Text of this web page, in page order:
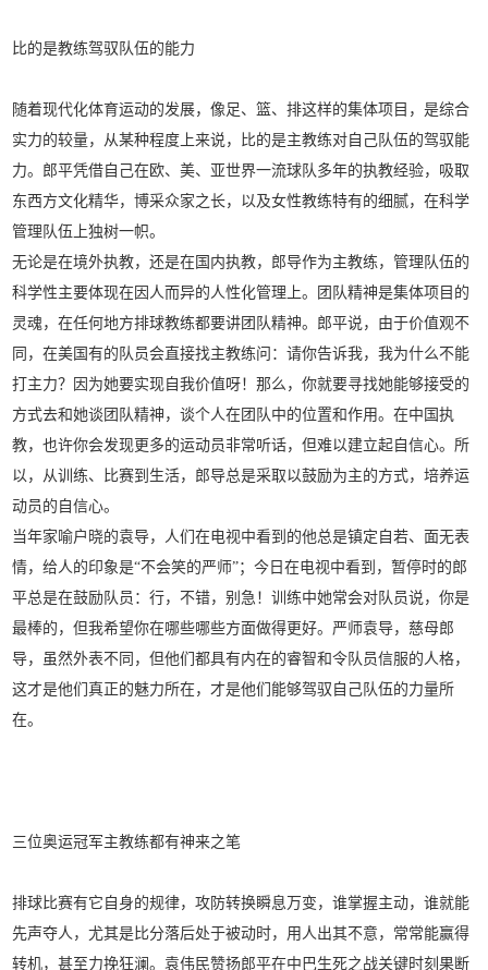
比的是教练驾驭队伍的能力
随着现代化体育运动的发展，像足、篮、排这样的集体项目，是综合
实力的较量，从某种程度上来说，比的是主教练对自己队伍的驾驭能
力。郎平凭借自己在欧、美、亚世界一流球队多年的执教经验，吸取
东西方文化精华，博采众家之长，以及女性教练特有的细腻，在科学
管理队伍上独树一帜。
无论是在境外执教，还是在国内执教，郎导作为主教练，管理队伍的
科学性主要体现在因人而异的人性化管理上。团队精神是集体项目的
灵魂，在任何地方排球教练都要讲团队精神。郎平说，由于价值观不
同，在美国有的队员会直接找主教练问：请你告诉我，我为什么不能
打主力？因为她要实现自我价值呀！那么，你就要寻找她能够接受的
方式去和她谈团队精神，谈个人在团队中的位置和作用。在中国执
教，也许你会发现更多的运动员非常听话，但难以建立起自信心。所
以，从训练、比赛到生活，郎导总是采取以鼓励为主的方式，培养运
动员的自信心。
当年家喻户晓的袁导，人们在电视中看到的他总是镇定自若、面无表
情，给人的印象是“不会笑的严师”；今日在电视中看到，暂停时的郎
平总是在鼓励队员：行，不错，别急！训练中她常会对队员说，你是
最棒的，但我希望你在哪些哪些方面做得更好。严师袁导，慈母郎
导，虽然外表不同，但他们都具有内在的睿智和令队员信服的人格，
这才是他们真正的魅力所在，才是他们能够驾驭自己队伍的力量所
在。
三位奥运冠军主教练都有神来之笔
排球比赛有它自身的规律，攻防转换瞬息万变，谁掌握主动，谁就能
先声夺人，尤其是比分落后处于被动时，用人出其不意，常常能赢得
转机，甚至力挽狂澜。袁伟民赞扬郎平在中巴生死之战关键时刻果断